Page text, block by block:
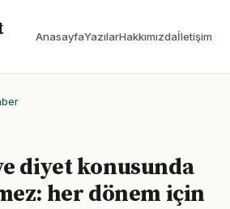
AnasayfaYazılarHakkımızdaİletişim
diyet konusunda
her dönem için